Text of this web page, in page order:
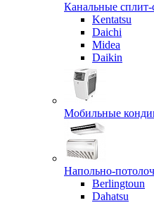
Канальные
Kentatsu
Daichi
Midea
Daikin
Мобильные
Напольно-
Berlingtoun
Dahatsu